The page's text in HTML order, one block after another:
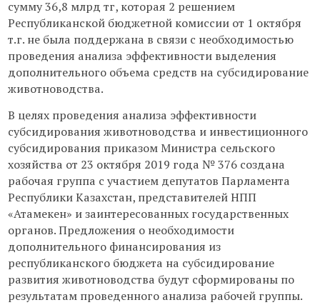
сумму 36,8 млрд тг, которая 2 решением
Республиканской бюджетной комиссии от 1 октября
т.г. не была поддержана в связи с необходимостью
проведения анализа эффективности выделения
дополнительного объема средств на субсидирование
животноводства.
В целях проведения анализа эффективности
субсидирования животноводства и инвестиционного
субсидирования приказом Министра сельского
хозяйства от 23 октября 2019 года № 376 создана
рабочая группа с участием депутатов Парламента
Республики Казахстан, представителей НПП
«Атамекен» и заинтересованных государственных
органов. Предложения о необходимости
дополнительного финансирования из
республиканского бюджета на субсидирование
развития животноводства будут сформированы по
результатам проведенного анализа рабочей группы.